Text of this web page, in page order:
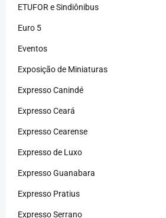
ETUFOR e Sindiônibus
Euro 5
Eventos
Exposição de Miniaturas
Expresso Canindé
Expresso Ceará
Expresso Cearense
Expresso de Luxo
Expresso Guanabara
Expresso Pratius
Expresso Serrano